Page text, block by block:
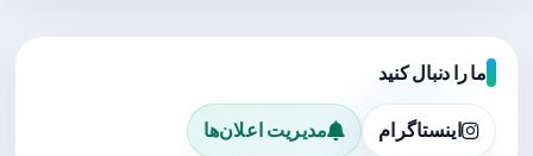
ما را دنبال کنید
اینستاگرام مدیریت اعلان‌ها